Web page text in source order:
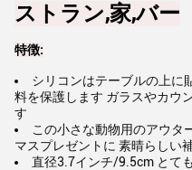
ストラン,家,バー
特徴:
シリコンはテーブルの上に
料を保護します ガラスやカウ
す
この小さな動物用のアウタ
マスプレゼントに 素晴らしい
直径3.7インチ/9.5cm とて